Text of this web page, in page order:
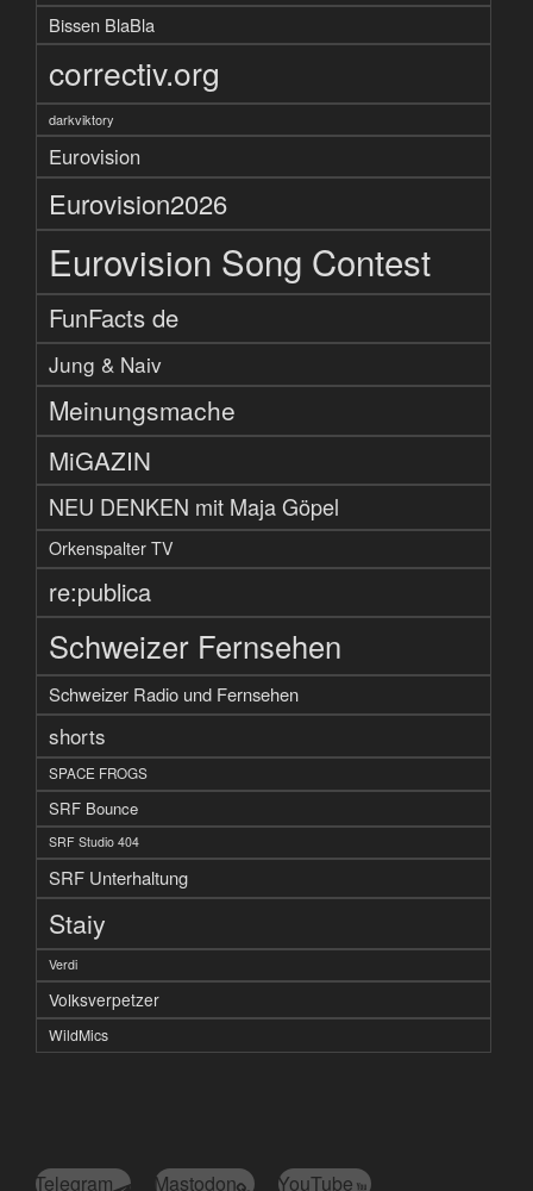
Bissen BlaBla
correctiv.org
darkviktory
Eurovision
Eurovision2026
Eurovision Song Contest
FunFacts de
Jung & Naiv
Meinungsmache
MiGAZIN
NEU DENKEN mit Maja Göpel
Orkenspalter TV
re:publica
Schweizer Fernsehen
Schweizer Radio und Fernsehen
shorts
SPACE FROGS
SRF Bounce
SRF Studio 404
SRF Unterhaltung
Staiy
Verdi
Volksverpetzer
WildMics
Telegram Mastodon YouTube